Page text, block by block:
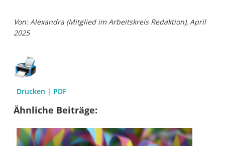
Von: Alexandra (Mitglied im Arbeitskreis Redaktion), April
2025
Drucken | PDF
Ähnliche Beiträge: